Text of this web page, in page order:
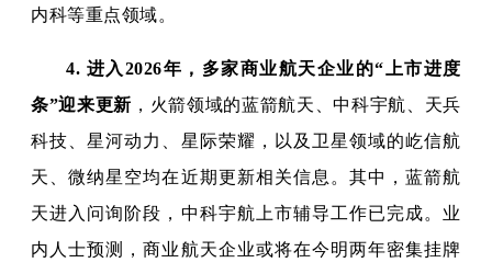
内科等重点领域。
4. 进入2026年，多家商业航天企业的“上市进度
条”迎来更新 ，火箭领域的蓝箭航天、中科宇航、天兵
科技、星河动力、星际荣耀，以及卫星领域的屹信航
天、微纳星空均在近期更新相关信息。其中，蓝箭航
天进入问询阶段，中科宇航上市辅导工作已完成。业
内人士预测，商业航天企业或将在今明两年密集挂牌